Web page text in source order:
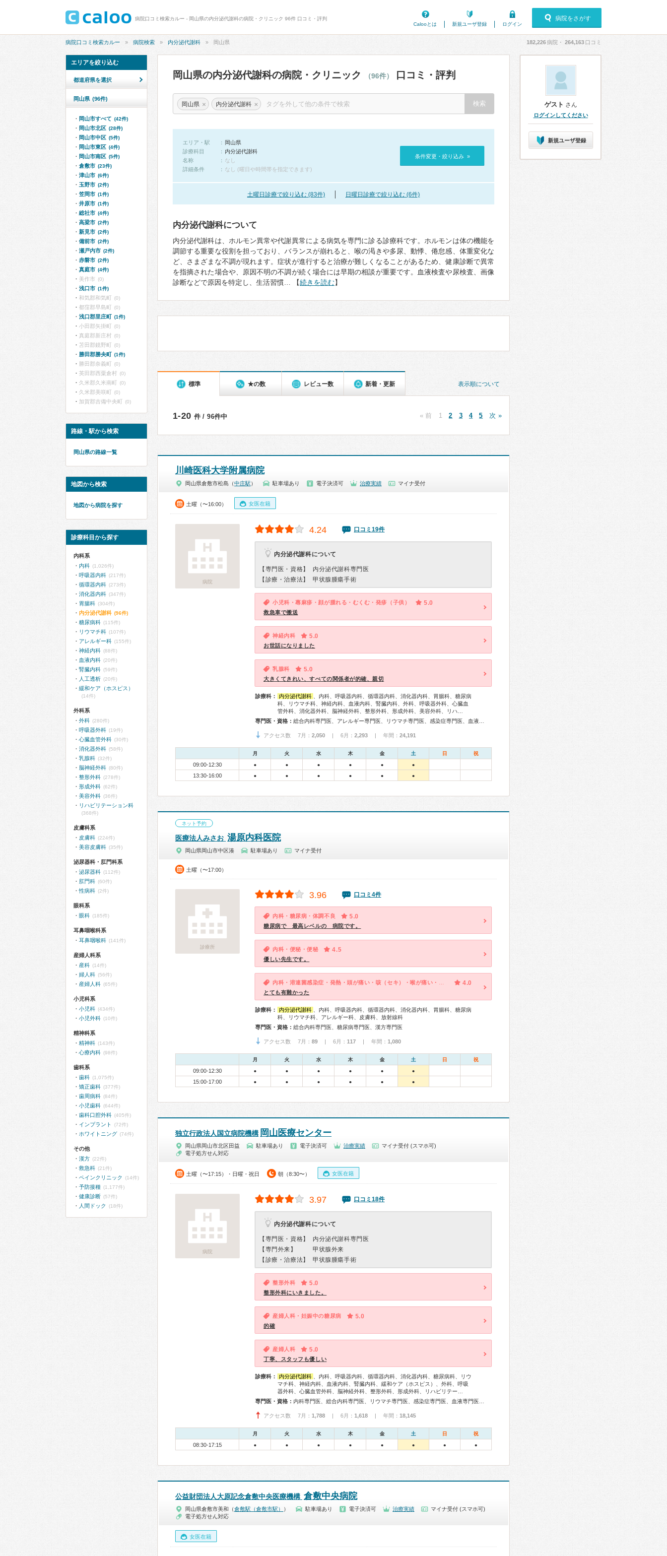
病院口コミ検索カルー - 岡山県の内分泌代謝科の病院・クリニック 96件 口コミ・評判
Calooとは
新規ユーザ登録 ログイン
病院をさがす
病院口コミ検索カルー 病院検索 内分泌代謝科 岡山県 182,226病院・ 264,163 口コミ
岡山県の内分泌代謝科の病院・クリニック （96件） 口コミ・評判
岡山県 × 内分泌代謝科 ×
エリア・駅
岡山県
診療科目
内分泌代謝科
名称
なし
詳細条件
なし (曜日や時間帯を指定できます)
条件変更・絞り込み »
土曜日診療で絞り込む (83件) 日曜日診療で絞り込む (6件)
内分泌代謝科について
内分泌代謝科は、ホルモン異常や代謝異常による病気を専門に診る診療科です。ホルモンは体の機能を
調節する重要な役割を担っており、バランスが崩れると、喉の渇きや多尿、動悸、倦怠感、体重変化な
ど、さまざまな不調が現れます。症状が進行すると治療が難しくなることがあるため、健康診断で異常
を指摘された場合や、原因不明の不調が続く場合には早期の相談が重要です。血液検査や尿検査、画像
診断などで原因を特定し、生活習慣… 【続きを読む】
表示順について
標準 ★の数 レビュー数 新着・更新
1-20 件 / 96件中 « 前 1 2 3 4 5 次 »
川崎医科大学附属病院
岡山県倉敷市松島（中庄駅 ） 駐車場あり 電子決済可 治療実績 マイナ受付
土曜（〜16:00） 女医在籍
病院
4.24 口コミ19件
内分泌代謝科について
【専門医・資格】
内分泌代謝科専門医
【診療・治療法】
甲状腺腫瘍手術
小児科・蕁麻疹・顔が腫れる・むくむ・発疹（子供） 5.0
救急車で搬送
神経内科 5.0
お世話になりました
乳腺科 5.0
大きくてきれい、すべての関係者が的確、親切
診療科： 内分泌代謝科
、内科、呼吸器内科、循環器内科、消化器内科、胃腸科、糖尿病
科、リウマチ科、神経内科、血液内科、腎臓内科、外科、呼吸器外科、心臓血
管外科、消化器外科、脳神経外科、整形外科、形成外科、美容外科、リハ…
専門医・資格：
アクセス数 7月： 2,050 | 6月： 2,293 | 年間： 24,191
月 火 水 木 金 土 日 祝
09:00-12:30 ● ● ● ● ● ●
13:30-16:00 ● ● ● ● ● ●
ネット予約
医療法人みさお 湯原内科医院
岡山県岡山市中区湊 駐車場あり マイナ受付
土曜（〜17:00）
診療所
3.96 口コミ4件
内科・糖尿病・体調不良 5.0
糖尿病で 最高レベルの 病院です。
内科・便秘・便秘 4.5
優しい先生です。
4.0
とても有難かった
診療科： 内分泌代謝科
、内科、呼吸器内科、循環器内科、消化器内科、胃腸科、糖尿病
科、リウマチ科、アレルギー科、皮膚科、放射線科
専門医・資格： 総合内科専門医、糖尿病専門医、漢方専門医
アクセス数 7月： 89 | 6月： 117 | 年間： 1,080
月 火 水 木 金 土 日 祝
09:00-12:30 ● ● ● ● ● ●
15:00-17:00 ● ● ● ● ● ●
独立行政法人国立病院機構 岡山医療センター
岡山県岡山市北区田益 駐車場あり 電子決済可 治療実績
マイナ受付 (スマホ可)
電子処方せん対応
土曜（〜17:15）・日曜・祝日 朝（8:30〜） 女医在籍
病院
3.97 口コミ18件
内分泌代謝科について
【専門医・資格】
内分泌代謝科専門医
【専門外来】
甲状腺外来
【診療・治療法】
甲状腺腫瘍手術
整形外科 5.0
整形外科にいきました。
産婦人科・妊娠中の糖尿病 5.0
的確
産婦人科 5.0
丁寧、スタッフも優しい
診療科： 内分泌代謝科
、内科、呼吸器内科、循環器内科、消化器内科、糖尿病科、リウ
マチ科、神経内科、血液内科、腎臓内科、緩和ケア（ホスピス）、外科、呼吸
器外科、心臓血管外科、脳神経外科、整形外科、形成外科、リハビリテー…
専門医・資格：
アクセス数 7月： 1,788 | 6月： 1,618 | 年間： 18,145
月 火 水 木 金 土 日 祝
08:30-17:15 ● ● ● ● ● ● ● ●
公益財団法人大原記念倉敷中央医療機構 倉敷中央病院
岡山県倉敷市美和（倉敷駅（倉敷市駅） ） 駐車場あり 電子決済可 治療実績
マイナ受付 (スマホ可)
電子処方せん対応
女医在籍
エリアを絞り込む
都道府県を選択
岡山県 (96件)
岡山市すべて (42件)
岡山市北区 (28件)
岡山市中区 (5件)
岡山市東区 (4件)
岡山市南区 (5件)
倉敷市 (23件)
津山市 (6件)
玉野市 (2件)
笠岡市 (1件)
井原市 (1件)
総社市 (4件)
高梁市 (2件)
新見市 (2件)
備前市 (2件)
瀬戸内市 (2件)
赤磐市 (2件)
真庭市 (4件)
美作市 (0)
浅口市 (1件)
和気郡和気町 (0)
都窪郡早島町 (0)
浅口郡里庄町 (1件)
小田郡矢掛町 (0)
真庭郡新庄村 (0)
苫田郡鏡野町 (0)
勝田郡勝央町 (1件)
勝田郡奈義町 (0)
英田郡西粟倉村 (0)
久米郡久米南町 (0)
久米郡美咲町 (0)
加賀郡吉備中央町 (0)
路線・駅から検索
岡山県の路線一覧
地図から検索
地図から病院を探す
診療科目から探す
内科系
内科 (1,026件)
呼吸器内科 (217件)
循環器内科 (273件)
消化器内科 (347件)
胃腸科 (304件)
内分泌代謝科 (96件)
糖尿病科 (115件)
リウマチ科 (107件)
アレルギー科 (155件)
神経内科 (88件)
血液内科 (20件)
腎臓内科 (59件)
人工透析 (20件)
緩和ケア（ホスピス）
(14件)
外科系
外科 (280件)
呼吸器外科 (19件)
心臓血管外科 (30件)
消化器外科 (58件)
乳腺科 (32件)
脳神経外科 (80件)
整形外科 (278件)
形成外科 (62件)
美容外科 (36件)
リハビリテーション科
(368件)
皮膚科系
皮膚科 (224件)
美容皮膚科 (35件)
泌尿器科・肛門科系
泌尿器科 (112件)
肛門科 (60件)
性病科 (2件)
眼科系
眼科 (185件)
耳鼻咽喉科系
耳鼻咽喉科 (141件)
産婦人科系
産科 (14件)
婦人科 (56件)
産婦人科 (65件)
小児科系
小児科 (434件)
小児外科 (10件)
精神科系
精神科 (143件)
心療内科 (98件)
歯科系
歯科 (1,075件)
矯正歯科 (377件)
歯周病科 (84件)
小児歯科 (644件)
歯科口腔外科 (405件)
インプラント (72件)
ホワイトニング (74件)
その他
漢方 (22件)
救急科 (21件)
ペインクリニック (14件)
予防接種 (1,177件)
健康診断 (57件)
人間ドック (18件)
ゲスト さん
ログインしてください
新規ユーザ登録